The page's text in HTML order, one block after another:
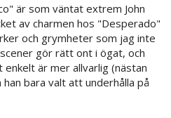
är som väntat extrem John
av charmen hos "Desperado"
och grymheter som jag inte
gör rätt ont i ögat, och
är mer allvarlig (nästan
bara valt att underhålla på